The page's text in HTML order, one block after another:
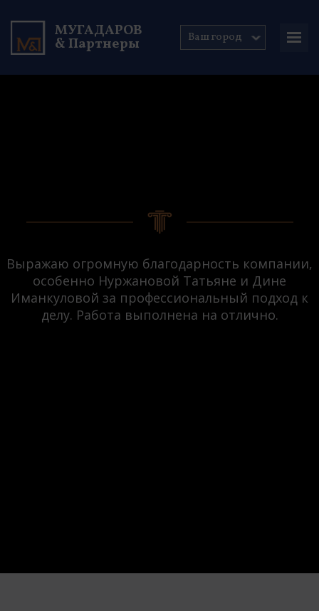
МУГАДАРОВ
& Партнеры Ваш город
Выражаю огромную благодарность компании,
особенно Нуржановой Татьяне и Дине
Иманкуловой за профессиональный подход к
делу. Работа выполнена на отлично.